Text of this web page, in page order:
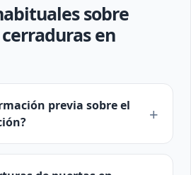
sobre
en
previa sobre el